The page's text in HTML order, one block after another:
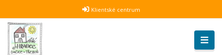
Klientské centrum